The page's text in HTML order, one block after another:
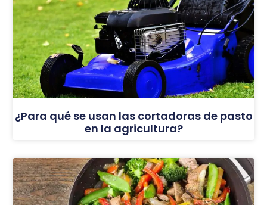
¿Para qué se usan las cortadoras de pasto
en la agricultura?